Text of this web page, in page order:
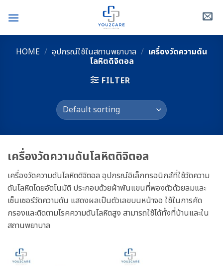
HOME / อุปกรณ์ใช้ในสถานพยาบาล / เครื่องวัดความดัน
โลหิตดิจิตอล
FILTER
เครื่องวัดความดันโลหิตดิจิตอล
เครื่องวัดความดันโลหิตดิจิตอล อุปกรณ์อิเล็กทรอนิกส์ที่ใช้วัดความ
ดันโลหิตโดยอัตโนมัติ ประกอบด้วยผ้าพันแขนที่พองตัวด้วยลมและ
เซ็นเซอร์วัดความดัน แสดงผลเป็นตัวเลขบนหน้าจอ ใช้ในการคัด
กรองและติดตามโรคความดันโลหิตสูง สามารถใช้ได้ทั้งที่บ้านและใน
สถานพยาบาล